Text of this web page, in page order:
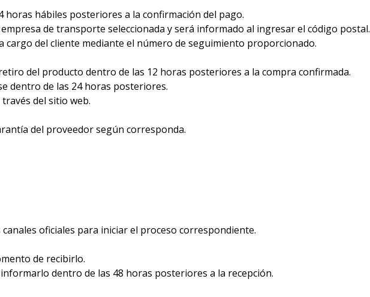
horas hábiles posteriores a la confirmación del pago.
de transporte seleccionada y será informado al ingresar el código postal.
cargo del cliente mediante el número de seguimiento proporcionado.
del producto dentro de las 12 horas posteriores a la compra confirmada.
dentro de las 24 horas posteriores.
del sitio web.
del proveedor según corresponda.
oficiales para iniciar el proceso correspondiente.
de recibirlo.
dentro de las 48 horas posteriores a la recepción.